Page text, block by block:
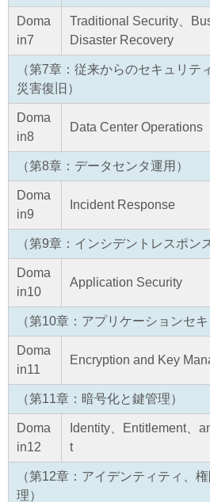
Doma
in7
Traditional Security、
Disaster Recovery
（第7章：従来からのセキュリテ
災害復旧）
Doma
in8
Data Center Operations
（第8章：データセンタ運用）
Doma
in9
Incident Response
（第9章：インシデントレスポン
Doma
in10
Application Security
（第10章：アプリケーションセキ
Doma
in11
Encryption and Key
（第11章：暗号化と鍵管理）
Doma
in12
Identity、Entitlement、
t
（第12章：アイデンティティ、
理）